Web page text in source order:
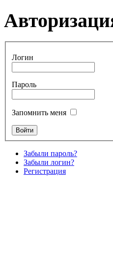
Логин
Пароль
Запомнить меня
Забыли пароль?
Забыли логин?
Регистрация